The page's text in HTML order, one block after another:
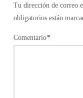
Tu dirección de correo
obligatorios están
Comentario*